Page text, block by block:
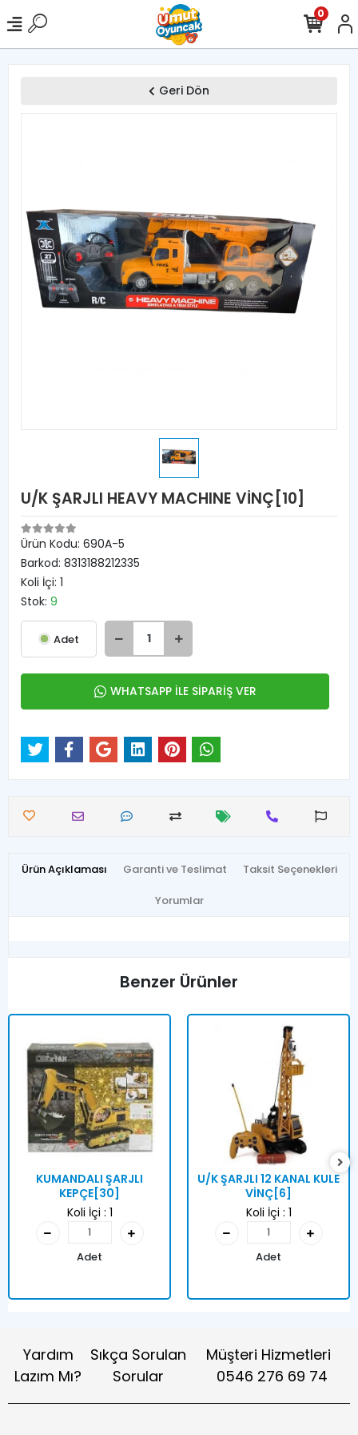
0
Geri Dön
U/K ŞARJLI HEAVY MACHINE VİNÇ[10]
Ürün Kodu: 690A-5
Barkod: 8313188212335
Koli İçi: 1
Stok: 9
Adet
WHATSAPP İLE SİPARİŞ VER
Ürün Açıklaması Garanti ve Teslimat Taksit Seçenekleri
Yorumlar
Benzer Ürünler
KUMANDALI ŞARJLI
KEPÇE[30]
Koli İçi : 1
Adet
U/K ŞARJLI 12 KANAL KULE
VİNÇ[6]
Koli İçi : 1
Adet
Yardım
Lazım Mı?
Sıkça Sorulan
Sorular
Müşteri Hizmetleri
0546 276 69 74